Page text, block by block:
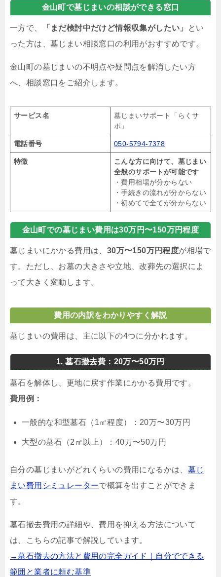
金山町で墓じまいの相談ができる窓口
一方で、 「まだ検討中だけど情報収集がしたい」
とい
った方は、墓じまい相談窓口の利用がおすすめです。
金山町の墓じまいの不明点や疑問点を解消したい方
へ、相談窓口をご紹介します。
サービス名
墓じまいサポート「らくサ
ポ」
電話番号 050-5794-7378
特徴
こんな方に向けて、墓じまい
全般のサポートが可能です
・費用相場が分からない
・手続きの流れが分からない
・初めてで全てが分からない
金山町での墓じまい費用は30万円〜150万円程度
墓じまいにかかる費用は、 30万〜150万円程度が相場で
す。ただし、お墓の大きさや立地、改葬先の選択によ
って大きく変動します。
費用の内訳をわかりやすく解説
墓じまいの費用は、主に以下の4つに分かれます。
1. 墓石撤去費：20万〜50万円
墓石を解体し、更地に戻す作業にかかる費用です。
費用例：
一般的な和型墓石（1㎡程度）：20万〜30万円
大型の墓石（2㎡以上）：40万〜50万円
自分の墓じまいがどれくらいの費用になるかは、 墓じ
まい費用シミュレーターで概算を出すことができま
す。
墓石撤去費用の詳細や、費用を抑える方法について
は、こちらの記事で解説しています。
→墓石撤去の方法と費用の完全ガイド｜自分でできる
範囲と業者に頼む基準